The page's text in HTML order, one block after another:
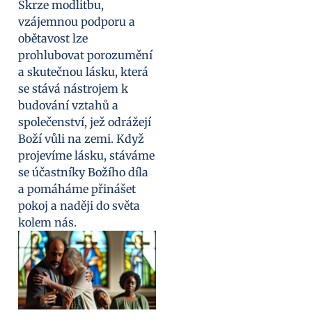
Skrze modlitbu,
vzájemnou podporu a
obětavost lze
prohlubovat porozumění
a skutečnou lásku, která
se stává nástrojem k
budování vztahů a
společenství, jež odrážejí
Boží vůli na zemi. Když
projevíme lásku, stáváme
se účastníky Božího díla
a pomáháme přinášet
pokoj a naději do světa
kolem nás.